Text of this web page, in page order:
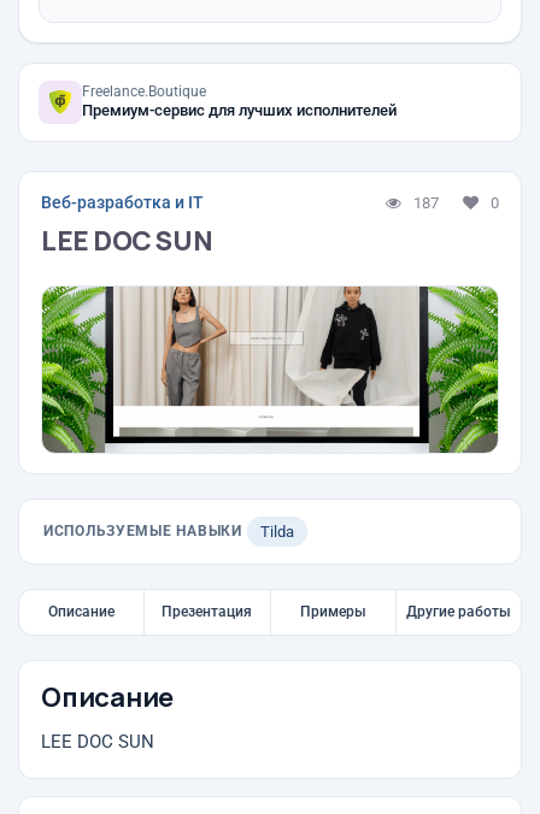
Freelance.Boutique
Премиум-сервис для лучших исполнителей
Веб-разработка и IT 187 0
LEE DOC SUN
ИСПОЛЬЗУЕМЫЕ НАВЫКИ Tilda
Описание Презентация Примеры Другие работы
Описание
LEE DOC SUN